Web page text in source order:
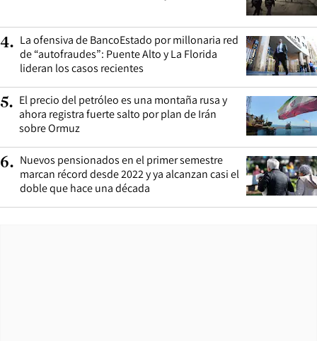
4. La ofensiva de BancoEstado por millonaria red
de “autofraudes”: Puente Alto y La Florida
lideran los casos recientes
5. El precio del petróleo es una montaña rusa y
ahora registra fuerte salto por plan de Irán
sobre Ormuz
6. Nuevos pensionados en el primer semestre
marcan récord desde 2022 y ya alcanzan casi el
doble que hace una década